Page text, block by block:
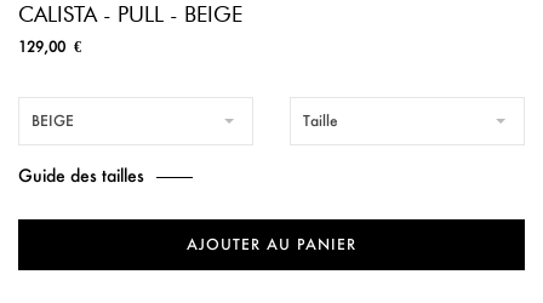
CALISTA - PULL - BEIGE
129,00 €
BEIGE Taille
Guide des tailles
AJOUTER AU PANIER